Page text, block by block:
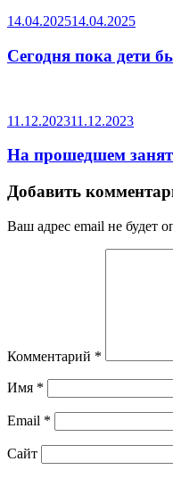
14.04.202514.04.2025
Сегодня пока дети
11.12.202311.12.2023
На прошедшем
Добавить
Ваш адрес email не будет
Комментарий *
Имя *
Email *
Сайт